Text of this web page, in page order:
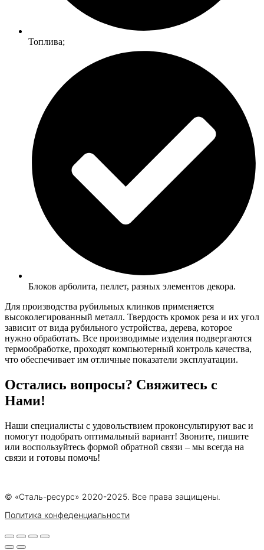
Топлива;
Блоков арболита, пеллет, разных элементов декора.
Для производства рубильных клинков применяется
высоколегированный металл. Твердость кромок реза и их угол
зависит от вида рубильного устройства, дерева, которое
нужно обработать. Все производимые изделия подвергаются
термообработке, проходят компьютерный контроль качества,
что обеспечивает им отличные показатели эксплуатации.
Остались вопросы? Свяжитесь с
Нами!
Наши специалисты с удовольствием проконсультируют вас и
помогут подобрать оптимальный вариант! Звоните, пишите
или воспользуйтесь формой обратной связи – мы всегда на
связи и готовы помочь!
© «Сталь-ресурс» 2020-2025. Все права защищены.
Политика конфеденциальности